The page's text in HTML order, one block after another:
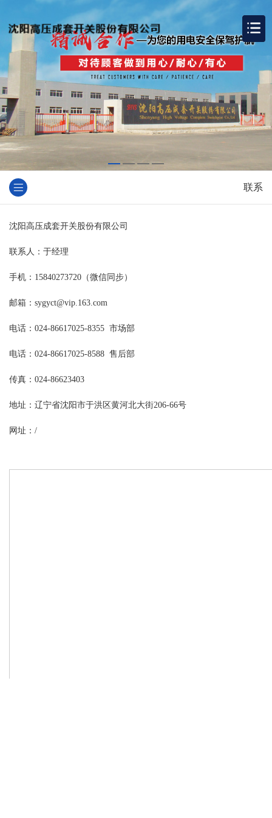
联系
沈阳高压成套开关股份有限公司
联系人：于经理
手机： 15840273720 （微信同步）
邮箱：sygyct@vip.163.com
电话：024-86617025-8355 市场部
电话：024-86617025-8588 售后部
传真：024-86623403
地址：辽宁省沈阳市于洪区黄河北大街206-66号
网址： /